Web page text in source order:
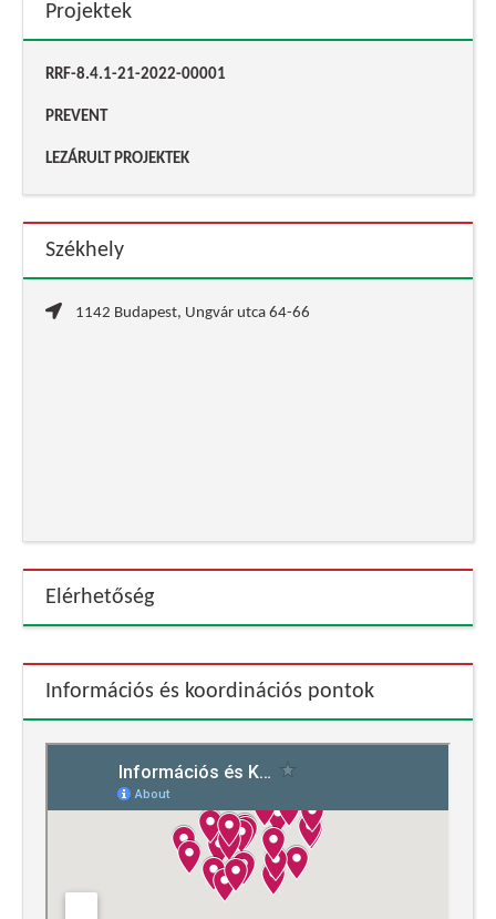
Projektek
RRF-8.4.1-21-2022-00001
PREVENT
LEZÁRULT PROJEKTEK
Székhely
1142 Budapest, Ungvár utca 64-66
Elérhetőség
Információs és koordinációs pontok